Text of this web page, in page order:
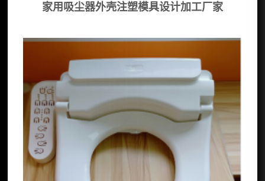
家用吸尘器外壳注塑模具设计加工厂家